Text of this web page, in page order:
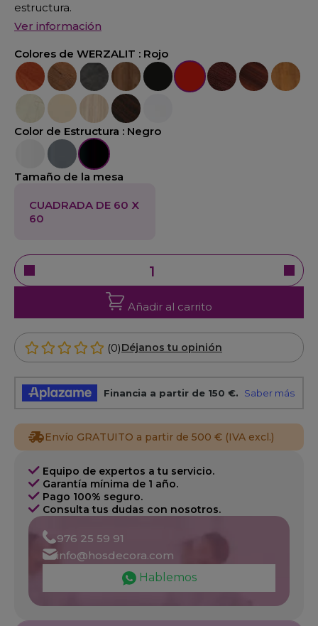
estructura.
Ver información
Colores de WERZALIT : Rojo
CalvadosColoradoCementoNogal Cañon
NegroRojo MoganNogal Pino
Marmol Golden
SeringaVelur Wengue
Color de Estructura : Negro
BlancoAluminioNegro
Tamaño de la mesa
CUADRADA DE 60 X
60
Añadir al carrito
(0)Déjanos tu opinión
Envío GRATUITO a partir de 500 € (IVA excl.)
Equipo de expertos a tu servicio.
Garantía mínima de 1 año.
Pago 100% seguro.
Consulta tus dudas con nosotros.
976 25 59 91
info@hosdecora.com
Hablemos